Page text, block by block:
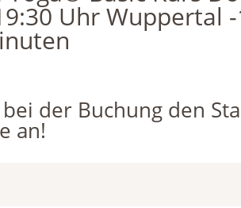
Uhr Wuppertal
der Buchung den
an!